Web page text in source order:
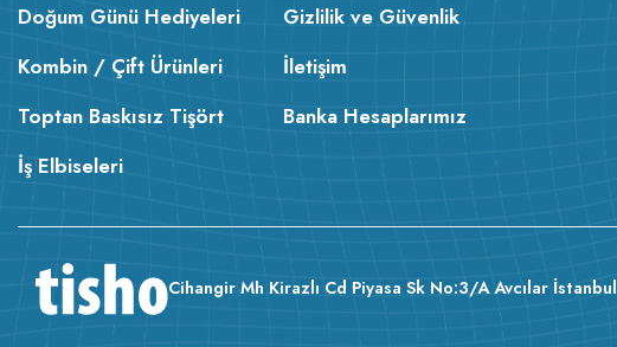
Doğum Günü Hediyeleri
Kombin / Çift Ürünleri
Toptan Baskısız Tişört
İş Elbiseleri
Gizlilik ve Güvenlik
İletişim
Banka Hesaplarımız
Cihangir Mh Kirazlı Cd Piyasa Sk No:3/A Avcılar İstanbul